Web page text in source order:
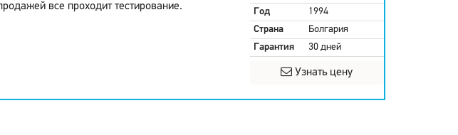
все проходит тестирование.
Год
1994
Страна
Болгария
Гарантия
30 дней
Узнать цену